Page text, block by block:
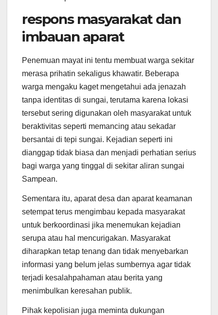
respons masyarakat dan
imbauan aparat
Penemuan mayat ini tentu membuat warga sekitar
merasa prihatin sekaligus khawatir. Beberapa
warga mengaku kaget mengetahui ada jenazah
tanpa identitas di sungai, terutama karena lokasi
tersebut sering digunakan oleh masyarakat untuk
beraktivitas seperti memancing atau sekadar
bersantai di tepi sungai. Kejadian seperti ini
dianggap tidak biasa dan menjadi perhatian serius
bagi warga yang tinggal di sekitar aliran sungai
Sampean.
Sementara itu, aparat desa dan aparat keamanan
setempat terus mengimbau kepada masyarakat
untuk berkoordinasi jika menemukan kejadian
serupa atau hal mencurigakan. Masyarakat
diharapkan tetap tenang dan tidak menyebarkan
informasi yang belum jelas sumbernya agar tidak
terjadi kesalahpahaman atau berita yang
menimbulkan keresahan publik.
Pihak kepolisian juga meminta dukungan